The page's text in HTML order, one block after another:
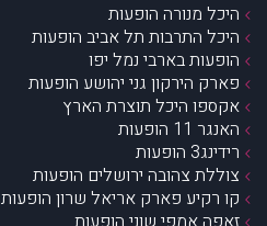
היכל מנורה הופעות
היכל התרבות תל אביב הופעות
הופעות בארבי נמל יפו
פארק הירקון גני יהושע הופעות
אקספו היכל תוצרת הארץ
האנגר 11 הופעות
רידינג3 הופעות
צוללת צהובה ירושלים הופעות
קו רקיע פארק אריאל שרון הופעות